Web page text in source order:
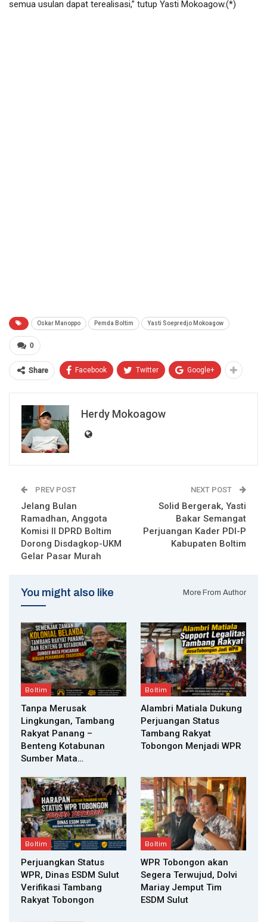
semua usulan dapat terealisasi,” tutup Yasti Mokoagow.(*)
Oskar Manoppo Pemda Boltim Yasti Soepredjo Mokoagow
0
Share Facebook Twitter Google+
Herdy Mokoagow
PREV POST
Jelang Bulan
Ramadhan, Anggota
Komisi II DPRD Boltim
Dorong Disdagkop-UKM
Gelar Pasar Murah
NEXT POST
Solid Bergerak, Yasti
Bakar Semangat
Perjuangan Kader PDI-P
Kabupaten Boltim
You might also like More From Author
Boltim
Tanpa Merusak
Lingkungan, Tambang
Rakyat Panang –
Benteng Kotabunan
Sumber Mata…
Boltim
Alambri Matiala Dukung
Perjuangan Status
Tambang Rakyat
Tobongon Menjadi WPR
Boltim
Perjuangkan Status
WPR, Dinas ESDM Sulut
Verifikasi Tambang
Rakyat Tobongon
Boltim
WPR Tobongon akan
Segera Terwujud, Dolvi
Mariay Jemput Tim
ESDM Sulut